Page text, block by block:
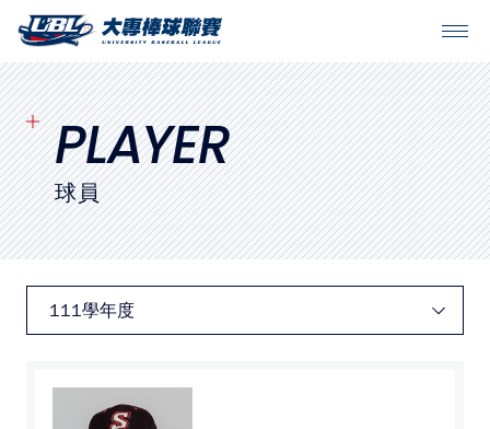
SITEMAP
首頁
球隊戰績
賽程表
球隊與球員
比賽場地
PLAYER
球員